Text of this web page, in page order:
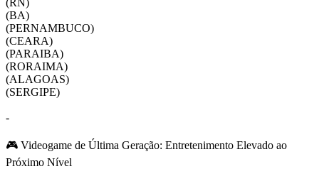
(RN)
(BA)
(PERNAMBUCO)
(CEARA)
(PARAIBA)
(RORAIMA)
(ALAGOAS)
(SERGIPE)
-
🎮 Videogame de Última Geração: Entretenimento Elevado ao
Próximo Nível